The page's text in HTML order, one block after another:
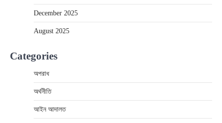
December 2025
August 2025
Categories
অপরাধ
অর্থনীতি
আইন আদালত